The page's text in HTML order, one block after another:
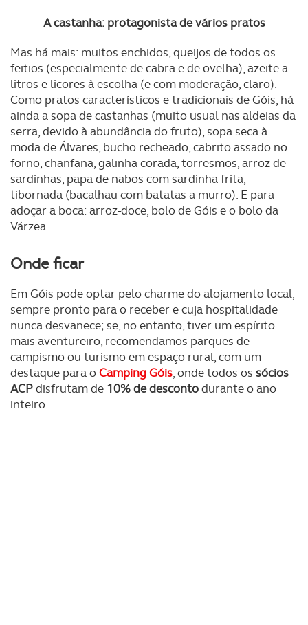
A castanha: protagonista de vários pratos
Mas há mais: muitos enchidos, queijos de todos os
feitios (especialmente de cabra e de ovelha), azeite a
litros e licores à escolha (e com moderação, claro).
Como pratos característicos e tradicionais de Góis, há
ainda a sopa de castanhas (muito usual nas aldeias da
serra, devido à abundância do fruto), sopa seca à
moda de Álvares, bucho recheado, cabrito assado no
forno, chanfana, galinha corada, torresmos, arroz de
sardinhas, papa de nabos com sardinha frita,
tibornada (bacalhau com batatas a murro). E para
adoçar a boca: arroz-doce, bolo de Góis e o bolo da
Várzea.
Onde ficar
Em Góis pode optar pelo charme do alojamento local,
sempre pronto para o receber e cuja hospitalidade
nunca desvanece; se, no entanto, tiver um espírito
mais aventureiro, recomendamos parques de
campismo ou turismo em espaço rural, com um
destaque para oCamping Góis, onde todos os sócios
ACPdisfrutam de 10% de descontodurante o ano
inteiro.